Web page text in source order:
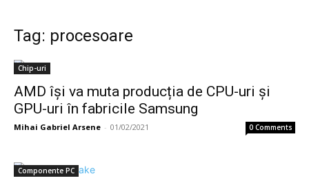
Tag: procesoare
Chip-uri
AMD își va muta producția de CPU-uri și
GPU-uri în fabricile Samsung
Mihai Gabriel Arsene - 01/02/2021 0 Comments
Componente PC